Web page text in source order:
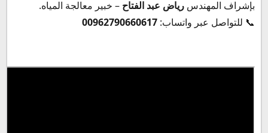
بإشراف المهندس رياض عبد الفتاح – خبير معالجة المياه.
📞 للتواصل عبر واتساب: 00962790660617